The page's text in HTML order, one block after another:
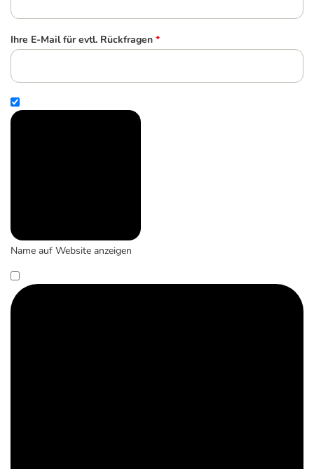
Ihre E-Mail für evtl. Rückfragen *
Name auf Website anzeigen